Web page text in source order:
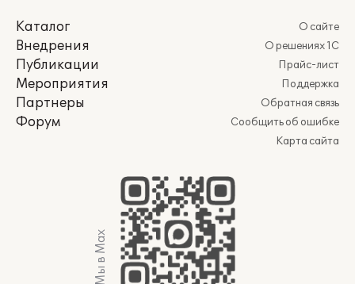
Каталог
Внедрения
Публикации
Мероприятия
Партнеры
Форум
О сайте
О решениях 1С
Прайс-лист
Поддержка
Обратная связь
Сообщить об ошибке
Карта сайта
Мы в Max